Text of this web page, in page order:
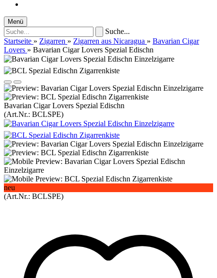
Menü
Suche...
Startseite » Zigarren » Zigarren aus Nicaragua » Bavarian Cigar
Lovers » Bavarian Cigar Lovers Spezial Edischn
Bavarian Cigar Lovers Spezial Edischn
(Art.Nr.: BCLSPE)
neu
(Art.Nr.: BCLSPE)